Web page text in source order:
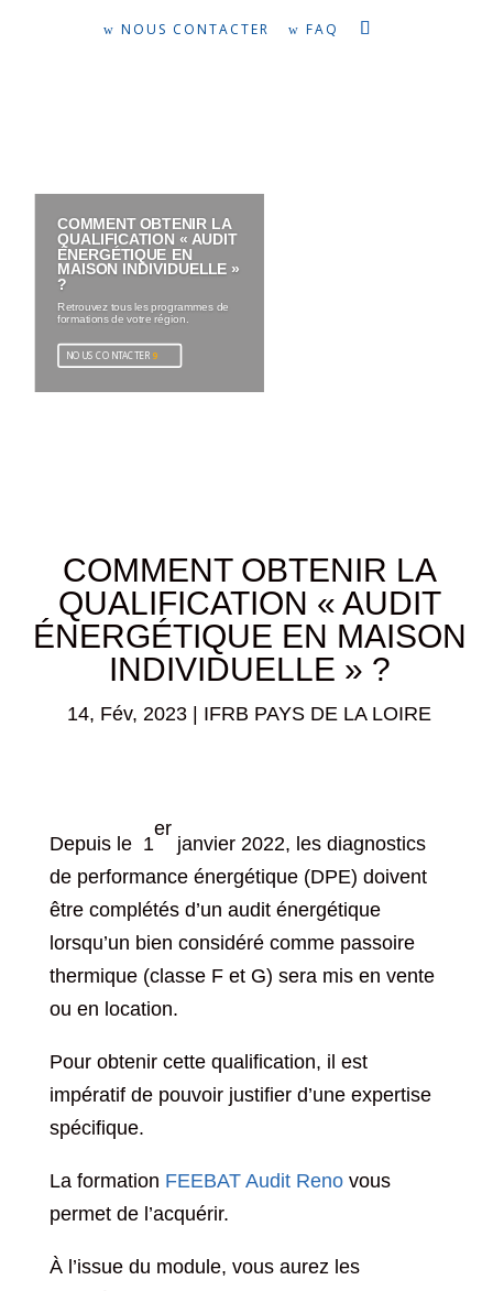
NOUS CONTACTER FAQ
COMMENT OBTENIR LA
QUALIFICATION « AUDIT
ÉNERGÉTIQUE EN
MAISON INDIVIDUELLE »
?
Retrouvez tous les programmes de
formations de votre région.
NOUS CONTACTER
COMMENT OBTENIR LA
QUALIFICATION « AUDIT
ÉNERGÉTIQUE EN MAISON
INDIVIDUELLE » ?
14, Fév, 2023 IFRB PAYS DE LA LOIRE
Depuis le 1
er
janvier 2022, les diagnostics
de performance énergétique (DPE) doivent
être complétés d’un audit énergétique
lorsqu’un bien considéré comme passoire
thermique (classe F et G) sera mis en vente
ou en location.
Pour obtenir cette qualification, il est
impératif de pouvoir justifier d’une expertise
spécifique.
La formation FEEBAT Audit Reno vous
permet de l’acquérir.
À l’issue du module, vous aurez les